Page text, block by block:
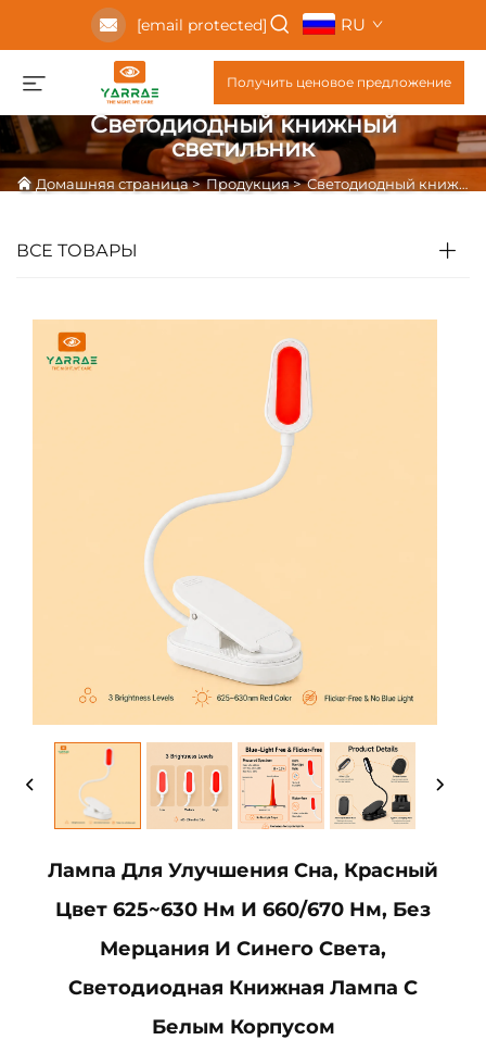
[email protected] RU
Получить ценовое предложение
Светодиодный книжный
светильник
Домашняя страница>Продукция>Светодиодный книжный светильник
ВСЕ ТОВАРЫ
Лампа Для Улучшения Сна, Красный
Цвет 625~630 Нм И 660/670 Нм, Без
Мерцания И Синего Света,
Светодиодная Книжная Лампа С
Белым Корпусом